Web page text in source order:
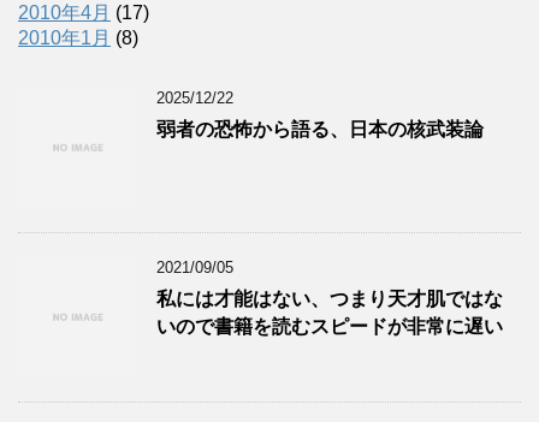
2010年4月 (17)
2010年1月 (8)
2025/12/22
弱者の恐怖から語る、日本の核武装論
2021/09/05
私には才能はない、つまり天才肌ではな
いので書籍を読むスピードが非常に遅い